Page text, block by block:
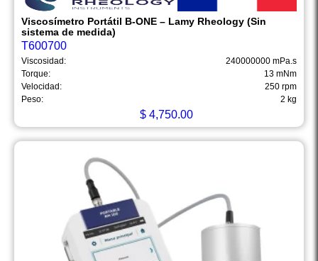
Viscosímetro Portátil B-ONE – Lamy Rheology (Sin
sistema de medida)
T600700
Viscosidad:
240000000 mPa.s
Torque:
13 mNm
Velocidad:
250 rpm
Peso:
2 kg
$4,750.00